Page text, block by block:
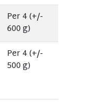
Per 4 (+/-
600 g)
Per 4 (+/-
500 g)